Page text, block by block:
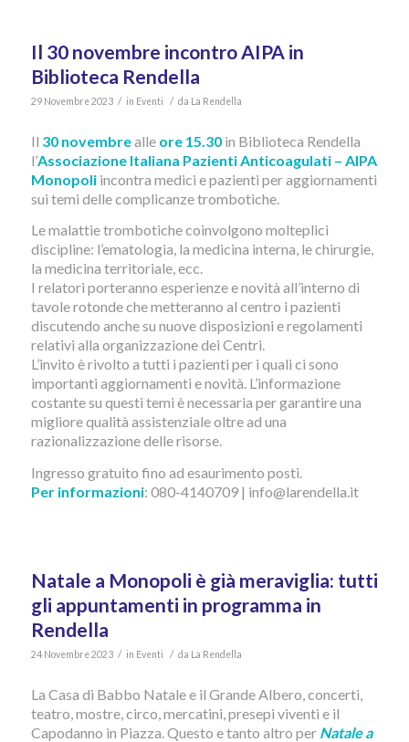
Il 30 novembre incontro AIPA in
Biblioteca Rendella
29 Novembre 2023 / in Eventi / da La Rendella
Il 30 novembrealle ore 15.30in Biblioteca Rendella
l’Associazione Italiana Pazienti Anticoagulati – AIPA
Monopoliincontra medici e pazienti per aggiornamenti
sui temi delle complicanze trombotiche.
Le malattie trombotiche coinvolgono molteplici
discipline: l’ematologia, la medicina interna, le chirurgie,
la medicina territoriale, ecc.
I relatori porteranno esperienze e novità all’interno di
tavole rotonde che metteranno al centro i pazienti
discutendo anche su nuove disposizioni e regolamenti
relativi alla organizzazione dei Centri.
L’invito è rivolto a tutti i pazienti per i quali ci sono
importanti aggiornamenti e novità. L’informazione
costante su questi temi è necessaria per garantire una
migliore qualità assistenziale oltre ad una
razionalizzazione delle risorse.
Ingresso gratuito fino ad esaurimento posti.
Per informazioni: 080-4140709 | info@larendella.it
Natale a Monopoli è già meraviglia: tutti
gli appuntamenti in programma in
Rendella
24 Novembre 2023 / in Eventi / da La Rendella
La Casa di Babbo Natale e il Grande Albero, concerti,
teatro, mostre, circo, mercatini, presepi viventi e il
Capodanno in Piazza. Questo e tanto altro per Natale a